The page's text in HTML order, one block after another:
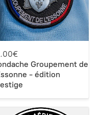
Groupement de
- édition